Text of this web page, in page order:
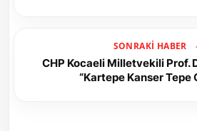
SONRAKI HABER
CHP Kocaeli Milletvekili Prof.
“Kartepe Kanser Tepe